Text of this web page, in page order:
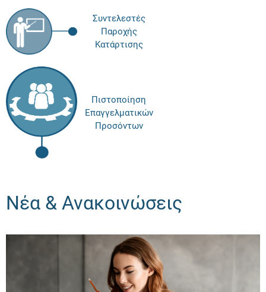
Συντελεστές
Παροχής
Κατάρτισης
Πιστοποίηση
Επαγγελματικών
Προσόντων
Νέα & Ανακοινώσεις